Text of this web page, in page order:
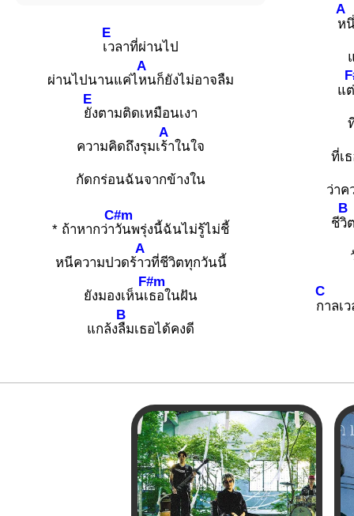
E
เวลาที่ผ่านไป
ผ่านไปนานแค่ไ
A
หนก็ยังไม่อาจลืม
E
ยังตามติดเหมือนเงา
ความคิดถึงรุมเ
A
ร้าในใจ
กัดกร่อนฉันจากข้างใน
* ถ้าหากว่า
C#m
วันพรุ่งนี้ฉันไม่รู้ไม่ชี้
หนีความปวดร้
A
าวที่ชีวิตทุกวันนี้
ยังมองเห็นเ
F#m
ธอในฝัน
แกล้ง
B
ลืมเธอได้คงดี
A
ห
แต่
ที่เ
ว่าค
ชี
B
วิ
C
กาลเ